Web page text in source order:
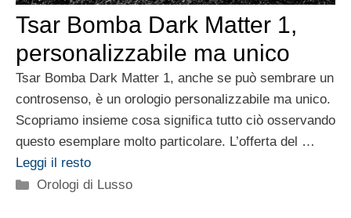
Tsar Bomba Dark Matter 1,
personalizzabile ma unico
Tsar Bomba Dark Matter 1, anche se può sembrare un
controsenso, è un orologio personalizzabile ma unico.
Scopriamo insieme cosa significa tutto ciò osservando
questo esemplare molto particolare. L’offerta del …
Leggi il resto
Categorie
Orologi di Lusso